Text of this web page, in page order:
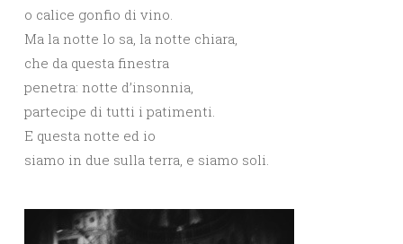
o calice gonfio di vino.
Ma la notte lo sa, la notte chiara,
che da questa finestra
penetra: notte d’insonnia,
partecipe di tutti i patimenti.
E questa notte ed io
siamo in due sulla terra, e siamo soli.